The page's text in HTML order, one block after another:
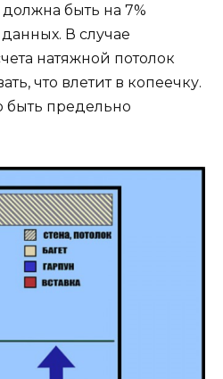
быть на 7%
В случае
натяжной потолок
что влетит в копеечку.
быть предельно